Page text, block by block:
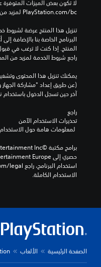
‎PlayStation.com/bc لمزيد من التفاصيل.
راجع شروط الخدمة لمزيد من
آخر حين تسجل الدخول
راجع
تحذيرات الاستخدام الآمن
الاستخدام الكاملة.
الصفحة الرئيسية الألعاب